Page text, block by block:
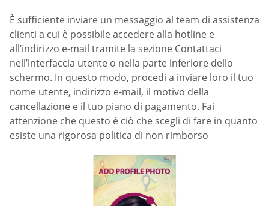
È sufficiente inviare un messaggio al team di assistenza
clienti a cui è possibile accedere alla hotline e
all’indirizzo e-mail tramite la sezione Contattaci
nell’interfaccia utente o nella parte inferiore dello
schermo. In questo modo, procedi a inviare loro il tuo
nome utente, indirizzo e-mail, il motivo della
cancellazione e il tuo piano di pagamento. Fai
attenzione che questo è ciò che scegli di fare in quanto
esiste una rigorosa politica di non rimborso